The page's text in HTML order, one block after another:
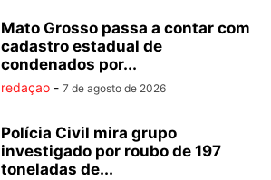
Mato Grosso passa a contar com
cadastro estadual de
condenados por...
redaçao - 7 de agosto de 2026
Polícia Civil mira grupo
investigado por roubo de 197
toneladas de...